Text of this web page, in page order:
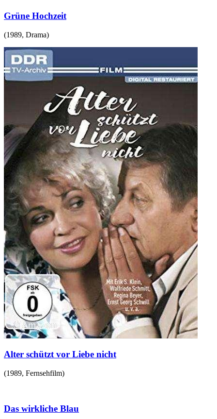
Grüne Hochzeit
(1989, Drama)
Alter schützt vor Liebe nicht
(1989, Fernsehfilm)
Das wirkliche Blau